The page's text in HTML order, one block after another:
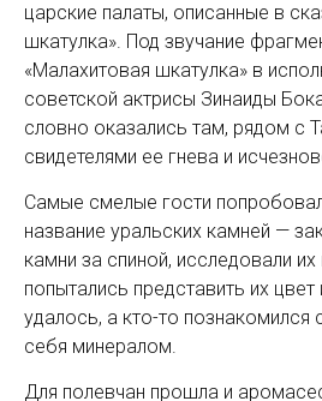
царские палаты, описанные в
шкатулка». Под звучание
«Малахитовая шкатулка» в
советской актрисы Зинаиды
словно оказались там, рядом с
свидетелями ее гнева и
Самые смелые гости
название уральских камней —
камни за спиной, исследовали
попытались представить их
удалось, а кто-то познакомился
себя минералом.
Для полевчан прошла и